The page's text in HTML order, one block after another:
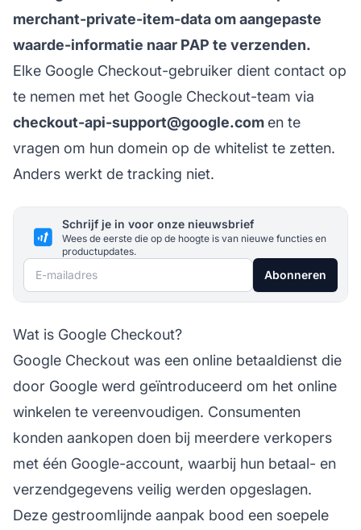
merchant-private-item-data om aangepaste
waarde-informatie naar PAP te verzenden.
Elke Google Checkout-gebruiker dient contact op
te nemen met het Google Checkout-team via
checkout-api-support@google.com en te
vragen om hun domein op de whitelist te zetten.
Anders werkt de tracking niet.
Schrijf je in voor onze nieuwsbrief
Wees de eerste die op de hoogte is van nieuwe functies en
productupdates.
E-mailadres Abonneren
Wat is Google Checkout?
Google Checkout was een online betaaldienst die
door Google werd geïntroduceerd om het online
winkelen te vereenvoudigen. Consumenten
konden aankopen doen bij meerdere verkopers
met één Google-account, waarbij hun betaal- en
verzendgegevens veilig werden opgeslagen.
Deze gestroomlijnde aanpak bood een soepele